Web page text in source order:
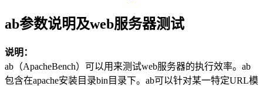
ab参数说明及web服务器测试
说明：
ab（ApacheBench）可以用来测试web服务器的执行效率。ab
包含在apache安装目录bin目录下。ab可以针对某一特定URL模